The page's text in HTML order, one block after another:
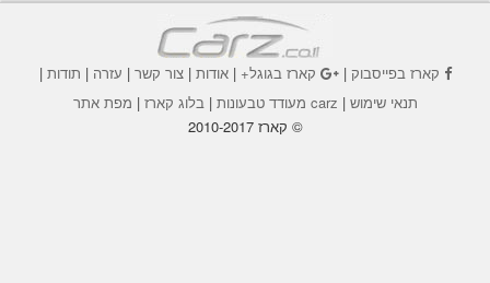
קארז בפייסבוק| קארז בגוגל+|אודות |צור קשר | עזרה | תודות |
תנאי שימוש | carz מעודד טבעונות |בלוג קארז | מפת אתר
© קארז 2010-2017